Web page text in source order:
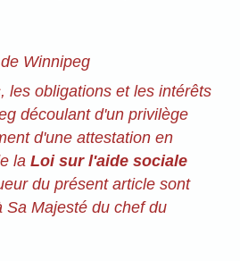
Winnipeg
les obligations et les intérêts
découlant d'un privilège
d'une attestation en
la Loi sur l'aide sociale
du présent article sont
Sa Majesté du chef du